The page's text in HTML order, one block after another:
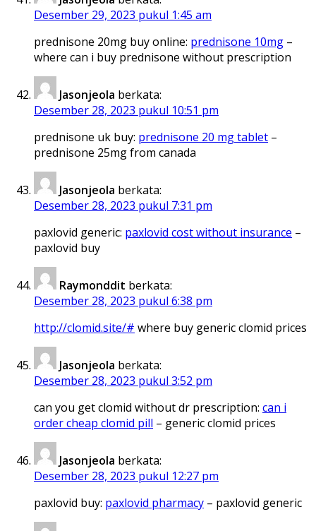
Desember 29, 2023 pukul 1:45 am
prednisone 20mg buy online: prednisone 10mg –
where can i buy prednisone without prescription
Jasonjeola berkata:
Desember 28, 2023 pukul 10:51 pm
prednisone uk buy: prednisone 20 mg tablet –
prednisone 25mg from canada
Jasonjeola berkata:
Desember 28, 2023 pukul 7:31 pm
paxlovid generic: paxlovid cost without insurance –
paxlovid buy
Raymonddit berkata:
Desember 28, 2023 pukul 6:38 pm
http://clomid.site/# where buy generic clomid prices
Jasonjeola berkata:
Desember 28, 2023 pukul 3:52 pm
can you get clomid without dr prescription: can i
order cheap clomid pill – generic clomid prices
Jasonjeola berkata:
Desember 28, 2023 pukul 12:27 pm
paxlovid buy: paxlovid pharmacy – paxlovid generic